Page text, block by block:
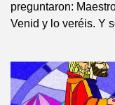
preguntaron:
Venid y lo veréis. Y